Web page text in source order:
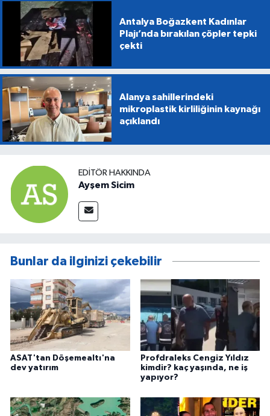
Antalya Boğazkent Kadınlar
Plajı’nda bırakılan çöpler tepki
çekti
Alanya sahillerindeki
mikroplastik kirliliğinin kaynağı
açıklandı
EDITÖR HAKKINDA
Ayşem Sicim
Bunlar da ilginizi çekebilir
ASAT'tan Döşemealtı'na
dev yatırım
Profdraleks Cengiz Yıldız
kimdir? kaç yaşında, ne iş
yapıyor?